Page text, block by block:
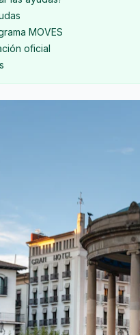
MOVES
oficial